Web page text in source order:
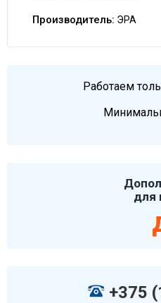
Производитель: ЭРА
Работаем
для
+375